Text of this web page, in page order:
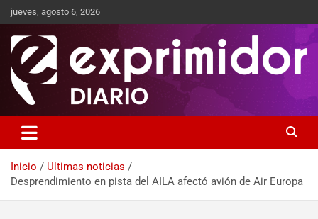
jueves, agosto 6, 2026
Exprimidor media
Inicio
Ultimas noticias
Desprendimiento en pista del AILA afectó avión de Air Europa